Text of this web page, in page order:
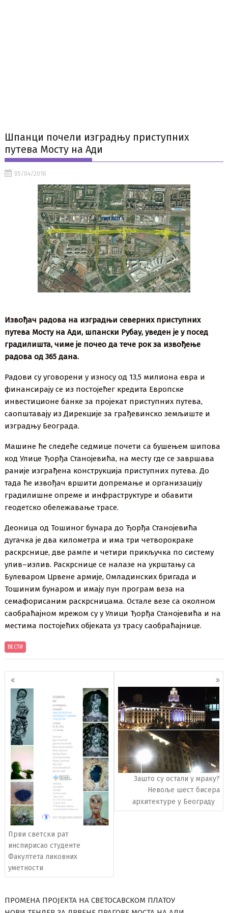
Шпанци почели изградњу приступних
путева Мосту на Ади
05/04/2016
Извођач радова на изградњи северних приступних
путева Мосту на Ади, шпански Рубау, уведен је у посед
градилишта, чиме је почео да тече рок за извођење
радова од 365 дана.
Радови су уговорени у износу од 13,5 милиона евра и
финансирају се из постојећег кредита Европске
инвестиционе банке за пројекат приступних путева,
саопштавају из Дирекције за грађевинско земљиште и
изградњу Београда.
Машине ће следеће седмице почети са бушењем шипова
код Улице Ђорђа Станојевића, на месту где се завршава
раније изграђена конструкција приступних путева. До
тада ће извођач вршити допремање и организацију
градилишне опреме и инфраструктуре и обавити
геодетско обележавање трасе.
Деоница од Тошиног бунара до Ђорђа Станојевића
дугачка је два километра и има три четворокраке
раскрснице, две рампе и четири прикључка по систему
улив–излив. Раскрснице се налазе на укрштању са
Булеваром Црвене армије, Омладинских бригада и
Тошиним бунаром и имају пун програм веза на
семафорисаним раскрсницама. Остале везе са околном
саобраћајном мрежом су у Улици Ђорђа Станојевића и на
местима постојећих објеката уз трасу саобраћајнице.
ВЕСТИ
Кретање
чланака
Први светски рат
инспирисао студенте
Факултета ликовних
уметности
Зашто су остали у мраку?
Невоље шест бисера
архитектуре у Београду
ПРОМЕНА ПРОЈЕКТА НА СВЕТОСАВСКОМ ПЛАТОУ